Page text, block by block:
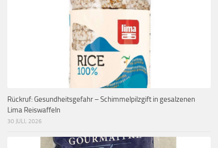
Rückruf: Gesundheitsgefahr – Schimmelpilzgift in gesalzenen
Lima Reiswaffeln
30 JULI, 2026